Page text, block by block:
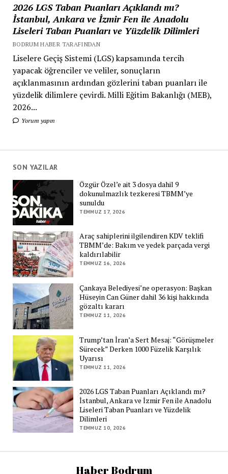
2026 LGS Taban Puanları Açıklandı mı?
İstanbul, Ankara ve İzmir Fen ile Anadolu
Liseleri Taban Puanları ve Yüzdelik Dilimleri
BODRUM HABER TARAFINDAN
Liselere Geçiş Sistemi (LGS) kapsamında tercih
yapacak öğrenciler ve veliler, sonuçların
açıklanmasının ardından gözlerini taban puanları ile
yüzdelik dilimlere çevirdi. Milli Eğitim Bakanlığı (MEB),
2026...
Yorum yapın
SON YAZILAR
Özgür Özel’e ait 3 dosya dahil 9
dokunulmazlık tezkeresi TBMM’ye
sunuldu
TEMMUZ 17, 2026
Araç sahiplerini ilgilendiren KDV teklifi
TBMM’de: Bakım ve yedek parçada vergi
kaldırılabilir
TEMMUZ 16, 2026
Çankaya Belediyesi’ne operasyon: Başkan
Hüseyin Can Güner dahil 36 kişi hakkında
gözaltı kararı
TEMMUZ 11, 2026
Trump’tan İran’a Sert Mesaj: “Görüşmeler
Sürecek” Derken 1000 Füzelik Karşılık
Uyarısı
TEMMUZ 11, 2026
2026 LGS Taban Puanları Açıklandı mı?
İstanbul, Ankara ve İzmir Fen ile Anadolu
Liseleri Taban Puanları ve Yüzdelik
Dilimleri
TEMMUZ 10, 2026
Haber Bodrum